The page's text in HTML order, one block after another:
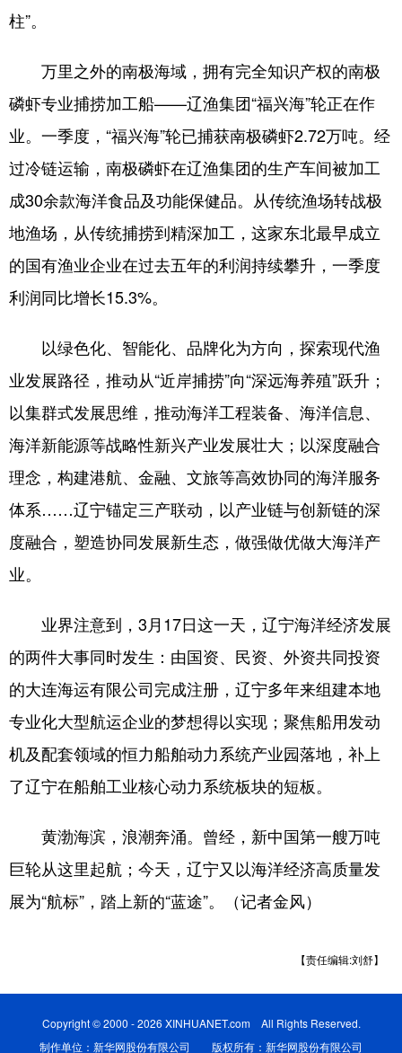
柱”。
万里之外的南极海域，拥有完全知识产权的南极
磷虾专业捕捞加工船——辽渔集团“福兴海”轮正在作
业。一季度，“福兴海”轮已捕获南极磷虾2.72万吨。经
过冷链运输，南极磷虾在辽渔集团的生产车间被加工
成30余款海洋食品及功能保健品。从传统渔场转战极
地渔场，从传统捕捞到精深加工，这家东北最早成立
的国有渔业企业在过去五年的利润持续攀升，一季度
利润同比增长15.3%。
以绿色化、智能化、品牌化为方向，探索现代渔
业发展路径，推动从“近岸捕捞”向“深远海养殖”跃升；
以集群式发展思维，推动海洋工程装备、海洋信息、
海洋新能源等战略性新兴产业发展壮大；以深度融合
理念，构建港航、金融、文旅等高效协同的海洋服务
体系……辽宁锚定三产联动，以产业链与创新链的深
度融合，塑造协同发展新生态，做强做优做大海洋产
业。
业界注意到，3月17日这一天，辽宁海洋经济发展
的两件大事同时发生：由国资、民资、外资共同投资
的大连海运有限公司完成注册，辽宁多年来组建本地
专业化大型航运企业的梦想得以实现；聚焦船用发动
机及配套领域的恒力船舶动力系统产业园落地，补上
了辽宁在船舶工业核心动力系统板块的短板。
黄渤海滨，浪潮奔涌。曾经，新中国第一艘万吨
巨轮从这里起航；今天，辽宁又以海洋经济高质量发
展为“航标”，踏上新的“蓝途”。（记者金风）
【责任编辑:刘舒】
Copyright © 2000 - 2026 XINHUANET.com All Rights Reserved.
制作单位：新华网股份有限公司 版权所有：新华网股份有限公司